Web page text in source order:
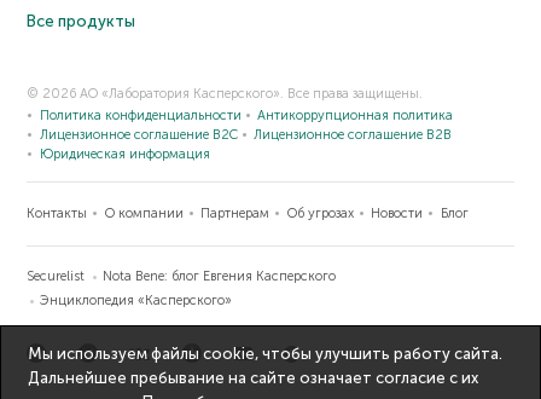
Все продукты
© 2026 АО «Лаборатория Касперского». Все права защищены.
Политика конфиденциальности
Антикоррупционная политика
Лицензионное соглашение B2C
Лицензионное соглашение B2B
Юридическая информация
Контакты О компании Партнерам Об угрозах Новости Блог
Securelist
Nota Bene: блог Евгения Касперского
Энциклопедия «Касперского»
Мы используем файлы cookie, чтобы улучшить работу сайта.
Дальнейшее пребывание на сайте означает согласие с их